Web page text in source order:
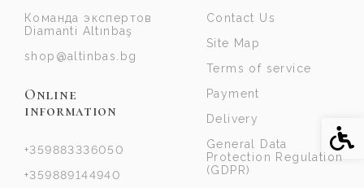
Команда экспертов
Diamanti Altınbaş
shop@altinbas.bg
Online
information
+359883336050
+359889144940
Contact Us
Site Map
Terms of service
Payment
Delivery
General Data
Protection Regulation
(GDPR)